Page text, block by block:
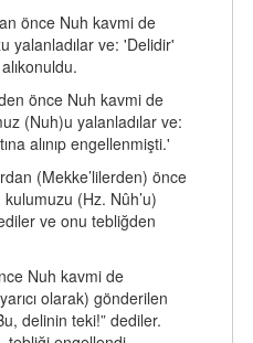
önce Nuh kavmi de
yalanladılar ve: 'Delidir'
önce Nuh kavmi de
(Nuh)u yalanladılar ve:
alınıp engellenmişti.'
(Mekke’lilerden) önce
(Hz. Nûh’u)
ve onu tebliğden
Nuh kavmi de
olarak) gönderilen
delinin teki!” dediler.